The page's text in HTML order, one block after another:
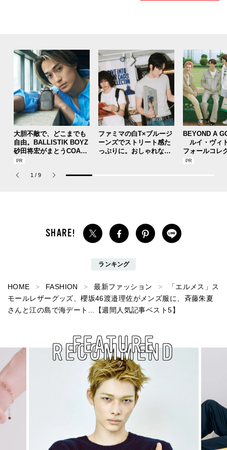
大胆不敵で、どこまでも
自由。BALLISTIK BOYZ
砂田将宏がまとうCOACH
の新作フレグランス「コ
パルファム」
ファミマの白T×ブルージ
ーンズでストリート感た
っぷりに。おしゃれな人
BEYOND A
ルイ・ヴィ
フォールコレ
描くプレッピ
1 / 9
ランキング
HOME FASHION 最新ファッション
「エルメス」ス
モールレザーグッズ、櫻坂46渡邉理佐がメンズ服に、斉藤朱夏
さんと江の島で海デート...【週間人気記事ベスト5】
RECOMMEND
FEATURE